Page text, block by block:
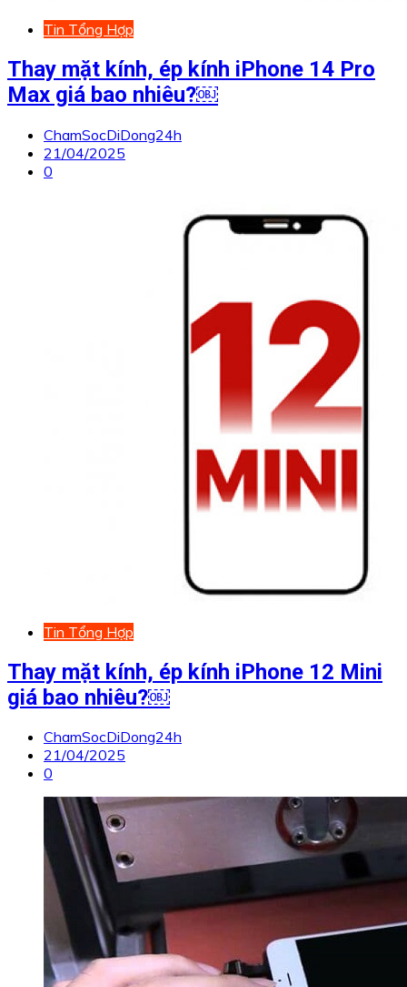
Tin Tổng Hợp
Thay mặt kính, ép kính iPhone 14 Pro
Max giá bao nhiêu?￼
ChamSocDiDong24h
21/04/2025
0
Tin Tổng Hợp
Thay mặt kính, ép kính iPhone 12 Mini
giá bao nhiêu?￼
ChamSocDiDong24h
21/04/2025
0